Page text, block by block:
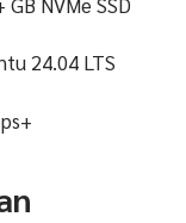
24.04 LTS